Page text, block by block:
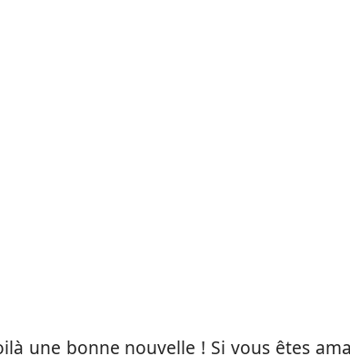
une bonne nouvelle ! Si vous êtes